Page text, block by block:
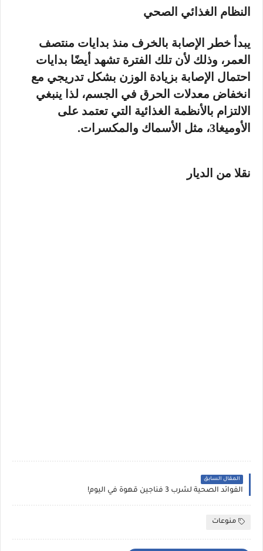
النظام الغذائي الصحي
يبدأ خطر الإصابة بالخرف منذ بدايات منتصف
العمر، وذلك لأن تلك الفترة تشهد أيضًا بدايات
احتمال الإصابة بزيادة الوزن بشكل تدريجي مع
انخفاض معدلات الحرق في الجسم، لذا ينبغي
الالتزام بالأنظمة الغذائية التي تعتمد على
الأوميغا3، مثل الأسماك والمكسرات.
نقلا من الديار
المقال السابق
الفوائد الصحية لشرب 3 فناجين قهوة في اليوم!
منوعات